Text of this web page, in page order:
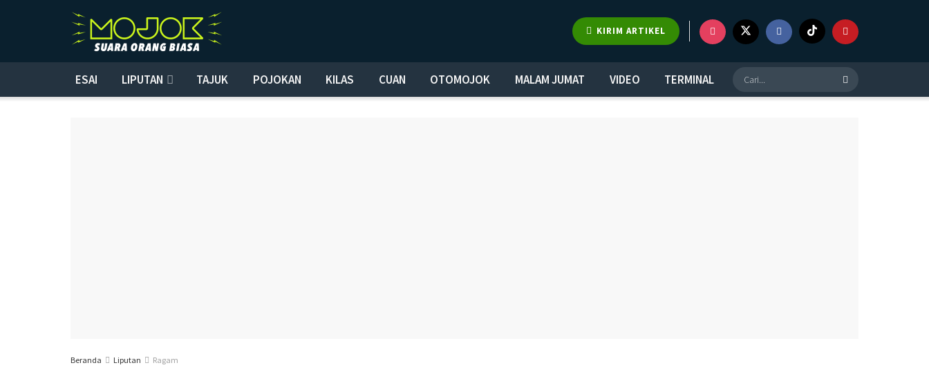
KIRIM ARTIKEL
ESAI LIPUTAN TAJUK POJOKAN KILAS CUAN OTOMOJOK MALAM JUMAT VIDEO TERMINAL
Beranda Liputan Ragam